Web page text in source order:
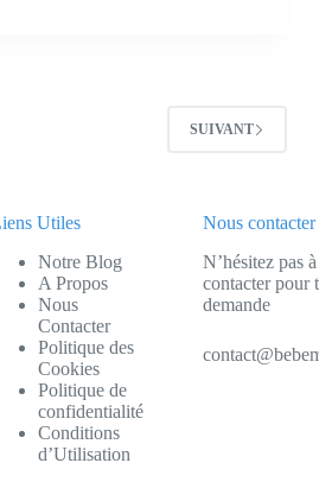
SUIVANT
Utiles
Notre Blog
A Propos
Nous
Contacter
Politique des
Cookies
Politique de
confidentialité
Conditions
d’Utilisation
Nous contacter
N’hésitez pas
contacter pour
demande